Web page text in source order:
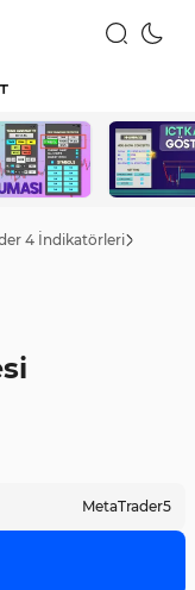
4 İndikatörleri
MetaTrader5